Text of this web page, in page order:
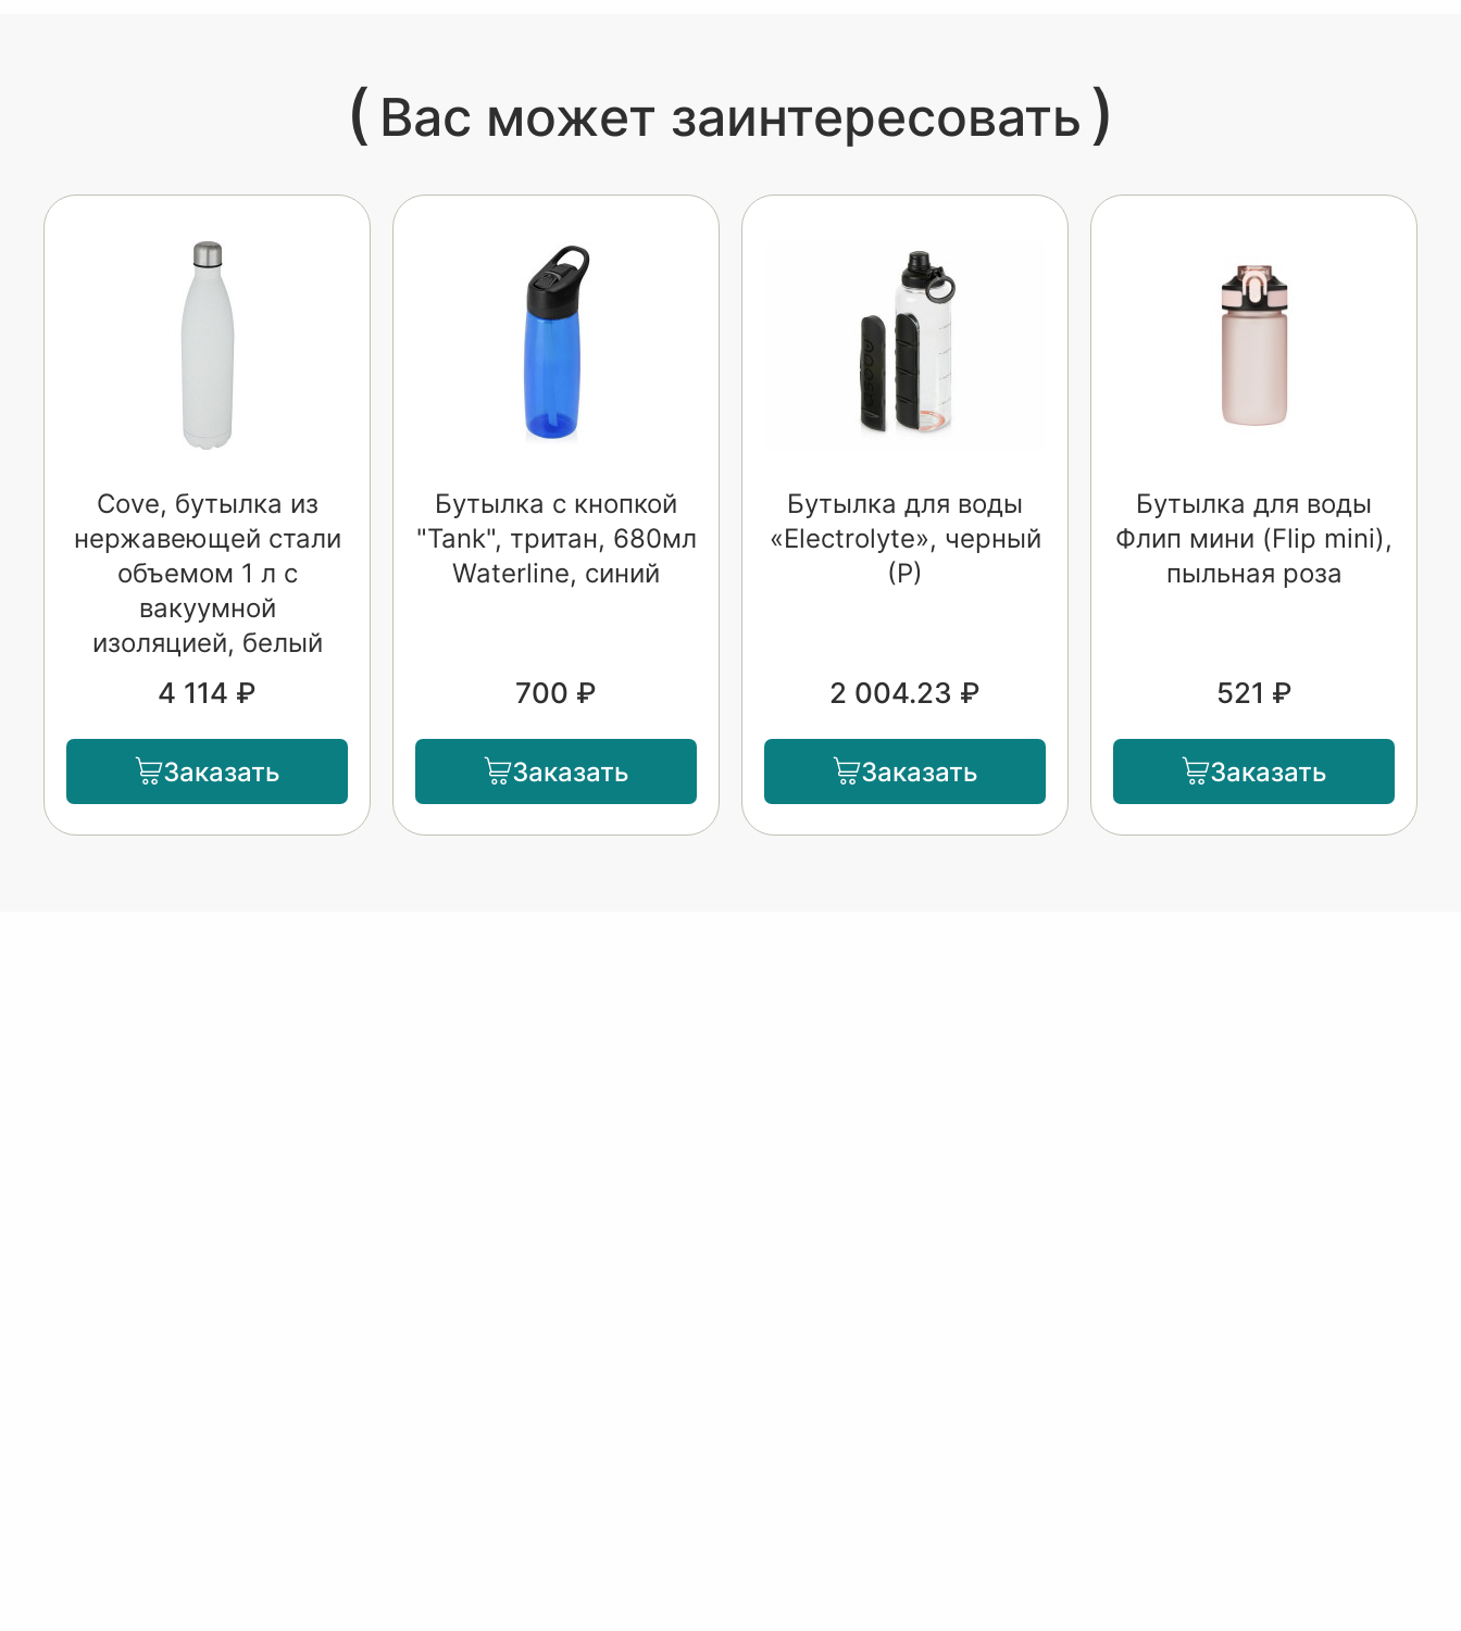
( Вас может заинтересовать )
Cove, бутылка из
нержавеющей стали
объемом 1 л с
вакуумной
изоляцией, белый
4 114 ₽
Заказать
Бутылка c кнопкой
"Tank", тритан, 680мл
Waterline, синий
700 ₽
Заказать
Бутылка для воды
«Electrolyte», черный
(Р)
2 004.23 ₽
Заказать
Бутылка для воды
Флип мини (Flip mini),
пыльная роза
521 ₽
Заказать